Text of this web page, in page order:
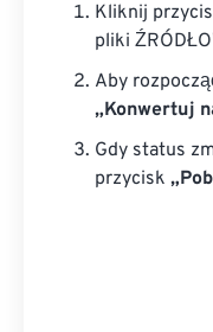
Kliknij
pliki
Aby
„Konwertuj
Gdy status
przycisk